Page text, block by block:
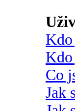
Co
Jak